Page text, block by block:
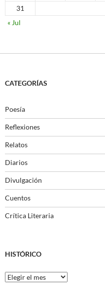
31
« Jul
CATEGORÍAS
Poesía
Reflexiones
Relatos
Diarios
Divulgación
Cuentos
Crítica Literaria
HISTÓRICO
Histórico